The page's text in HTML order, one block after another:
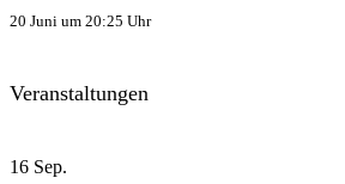
20 Juni um 20:25 Uhr
Veranstaltungen
16 Sep.